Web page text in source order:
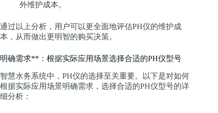
外维护成本。
通过以上分析，用户可以更全面地评估PH仪的维护成
本，从而做出更明智的购买决策。
明确需求**：根据实际应用场景选择合适的PH仪型号
智慧水务系统中，PH仪的选择至关重要。以下是对如何
根据实际应用场景明确需求，选择合适的PH仪型号的详
细分析：